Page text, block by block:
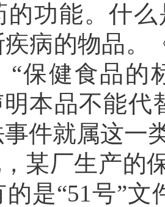
的功能。什
病的物品。
“保健食品的
明本品不能
件就属这一
某厂生产的
是“51号”